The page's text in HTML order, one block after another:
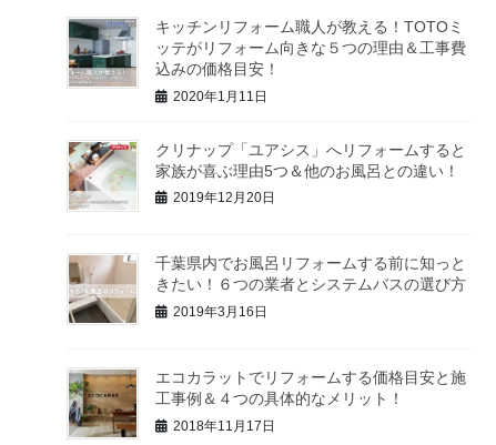
キッチンリフォーム職人が教える！TOTOミ
ッテがリフォーム向きな５つの理由＆工事費
込みの価格目安！
2020年1月11日
クリナップ「ユアシス」へリフォームすると
家族が喜ぶ理由5つ＆他のお風呂との違い！
2019年12月20日
千葉県内でお風呂リフォームする前に知っと
きたい！６つの業者とシステムバスの選び方
2019年3月16日
エコカラットでリフォームする価格目安と施
工事例＆４つの具体的なメリット！
2018年11月17日